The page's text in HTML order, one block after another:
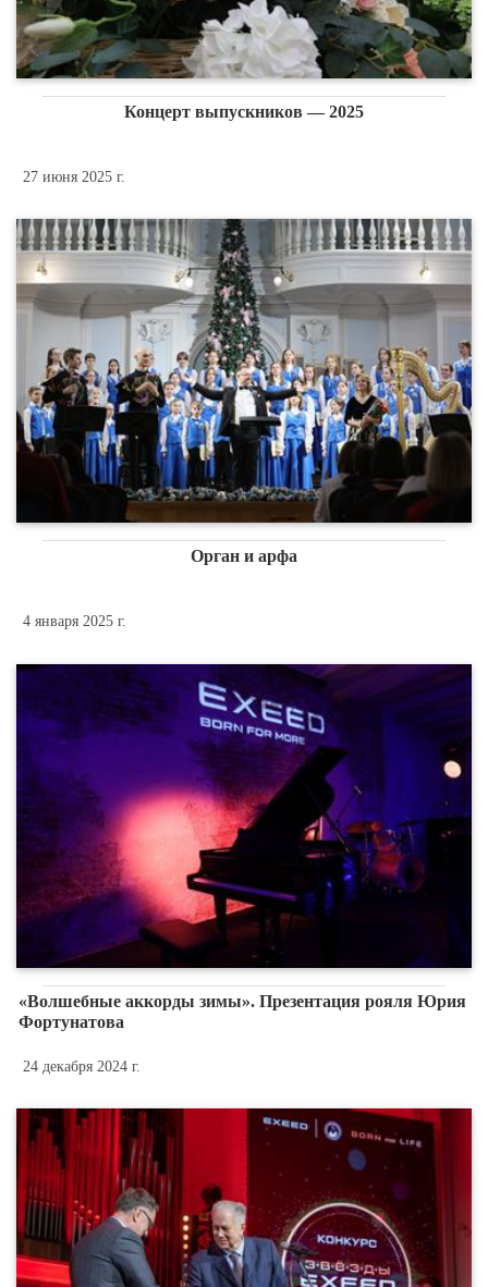
Концерт выпускников — 2025
27 июня 2025 г.
Орган и арфа
4 января 2025 г.
«Волшебные аккорды зимы». Презентация рояля Юрия
Фортунатова
24 декабря 2024 г.